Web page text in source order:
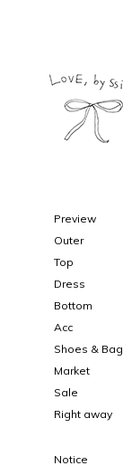
Preview
Outer
Top
Dress
Bottom
Acc
Shoes & Bag
Market
Sale
Right away
Notice